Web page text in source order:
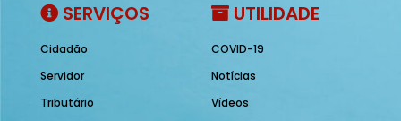
SERVIÇOS
Cidadão
Servidor
Tributário
UTILIDADE
COVID-19
Notícias
Vídeos